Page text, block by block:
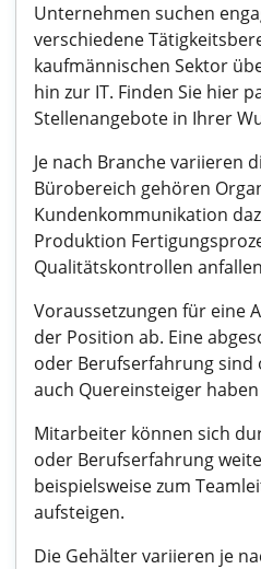
Unternehmen suchen
verschiedene
kaufmännischen Sektor
hin zur IT. Finden Sie hier
Stellenangebote in Ihrer
Je nach Branche variieren
Bürobereich gehören
Kundenkommunikation
Produktion
Qualitätskontrollen
Voraussetzungen für eine
der Position ab. Eine
oder Berufserfahrung sind
auch Quereinsteiger haben
Mitarbeiter können sich
oder Berufserfahrung
beispielsweise zum
aufsteigen.
Die Gehälter variieren je